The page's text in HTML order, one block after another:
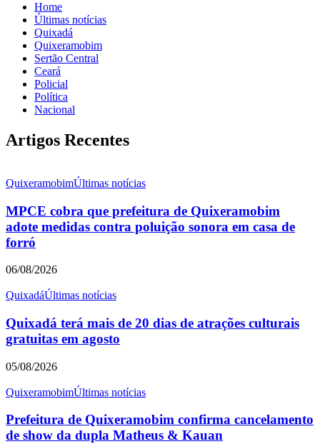
Home
Últimas notícias
Quixadá
Quixeramobim
Sertão Central
Ceará
Policial
Política
Nacional
Artigos Recentes
QuixeramobimÚltimas notícias
MPCE cobra que prefeitura de Quixeramobim
adote medidas contra poluição sonora em casa de
forró
06/08/2026
QuixadáÚltimas notícias
Quixadá terá mais de 20 dias de atrações culturais
gratuitas em agosto
05/08/2026
QuixeramobimÚltimas notícias
Prefeitura de Quixeramobim confirma cancelamento
de show da dupla Matheus & Kauan